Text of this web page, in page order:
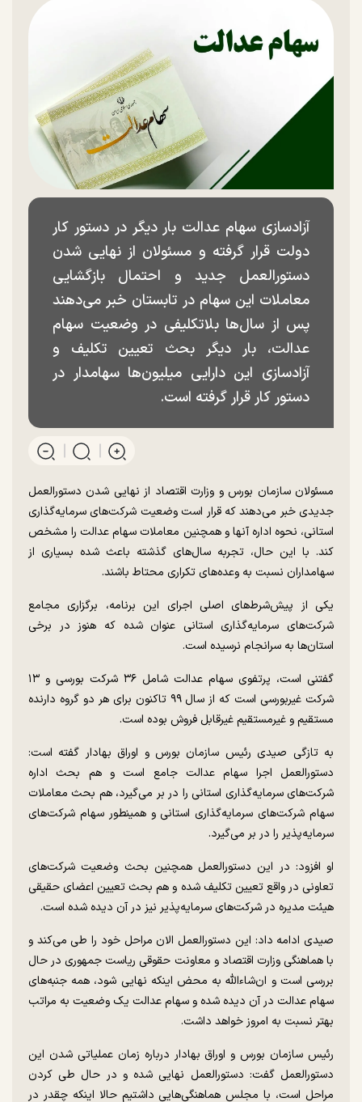
آزادسازی سهام عدالت بار دیگر در دستور کار
دولت قرار گرفته و مسئولان از نهایی شدن
دستورالعمل جدید و احتمال بازگشایی
معاملات این سهام در تابستان خبر می‌دهند
پس از سال‌ها بلاتکلیفی در وضعیت سهام
عدالت، بار دیگر بحث تعیین تکلیف و
آزادسازی این دارایی میلیون‌ها سهامدار در
دستور کار قرار گرفته است.
مسئولان سازمان بورس و وزارت اقتصاد از نهایی شدن دستورالعمل
جدیدی خبر می‌دهند که قرار است وضعیت شرکت‌های سرمایه‌گذاری
استانی، نحوه اداره آنها و همچنین معاملات سهام عدالت را مشخص
کند. با این حال، تجربه سال‌های گذشته باعث شده بسیاری از
سهامداران نسبت به وعده‌های تکراری محتاط باشند.
یکی از پیش‌شرط‌های اصلی اجرای این برنامه، برگزاری مجامع
شرکت‌های سرمایه‌گذاری استانی عنوان شده که هنوز در برخی
استان‌ها به سرانجام نرسیده است.
گفتنی است، پرتفوی سهام عدالت شامل ۳۶ شرکت بورسی و ۱۳
شرکت غیربورسی است که از سال ۹۹ تاکنون برای هر دو گروه دارنده
مستقیم و غیرمستقیم غیرقابل فروش بوده است.
به تازگی صیدی رئیس سازمان بورس و اوراق بهادار گفته است:
دستورالعمل اجرا سهام عدالت جامع است و هم بحث اداره
شرکت‌های سرمایه‌گذاری استانی را در بر می‌گیرد، هم بحث معاملات
سهام شرکت‌های سرمایه‌گذاری استانی و همینطور سهام شرکت‌های
سرمایه‌پذیر را در بر می‌گیرد.
او افزود: در این دستورالعمل همچنین بحث وضعیت شرکت‌های
تعاونی در واقع تعیین تکلیف شده و هم بحث تعیین اعضای حقیقی
هیئت مدیره در شرکت‌های سرمایه‌پذیر نیز در آن دیده شده است.
صیدی ادامه داد: این دستورالعمل الان مراحل خود را طی می‌کند و
با هماهنگی وزارت اقتصاد و معاونت حقوقی ریاست جمهوری در حال
بررسی است و ان‌شاءالله به محض اینکه نهایی شود، همه جنبه‌های
سهام عدالت در آن دیده شده و سهام عدالت یک وضعیت به مراتب
بهتر نسبت به امروز خواهد داشت.
رئیس سازمان بورس و اوراق بهادار درباره زمان عملیاتی شدن این
دستورالعمل گفت: دستورالعمل نهایی شده و در حال طی کردن
مراحل است، با مجلس هماهنگی‌هایی داشتیم حالا اینکه چقدر در